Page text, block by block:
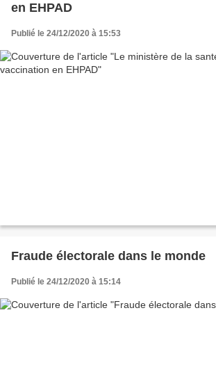
en EHPAD
Publié le 24/12/2020 à 15:53
Fraude électorale dans le monde
Publié le 24/12/2020 à 15:14